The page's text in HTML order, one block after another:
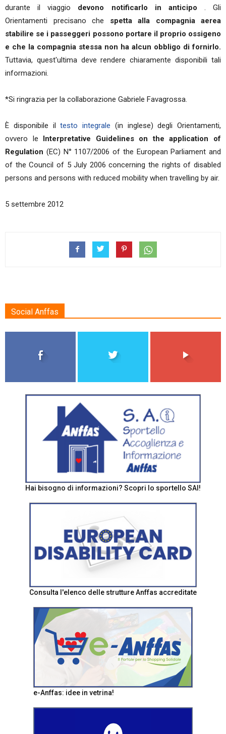
durante il viaggio devono notificarlo in anticipo . Gli
Orientamenti precisano che spetta alla compagnia aerea
stabilire se i passeggeri possono portare il proprio ossigeno
e che la compagnia stessa non ha alcun obbligo di fornirlo.
Tuttavia, quest'ultima deve rendere chiaramente disponibili tali
informazioni.
*Si ringrazia per la collaborazione Gabriele Favagrossa.
È disponibile iltesto integrale (in inglese) degli Orientamenti,
ovvero le Interpretative Guidelines on the application of
Regulation (EC) N° 1107/2006 of the European Parliament and
of the Council of 5 July 2006 concerning the rights of disabled
persons and persons with reduced mobility when travelling by air.
5 settembre 2012
Social Anffas
Hai bisogno di informazioni? Scopri lo sportello SAI!
Consulta l'elenco delle strutture Anffas accreditate
e-Anffas: idee in vetrina!